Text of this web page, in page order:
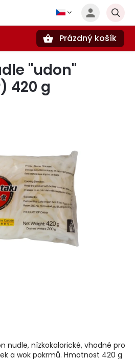
Prázdný košík
"udon"
420 g
nudle, nízkokalorické, vhodné pro
a wok pokrmů. Hmotnost 420 g